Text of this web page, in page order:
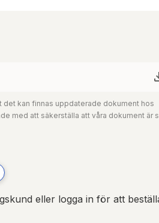
det kan finnas uppdaterade dokument hos
med att säkerställa att våra dokument är
eller logga in för att